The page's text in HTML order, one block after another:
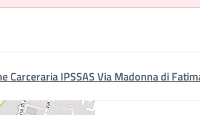
Carceraria IPSSAS Via Madonna di